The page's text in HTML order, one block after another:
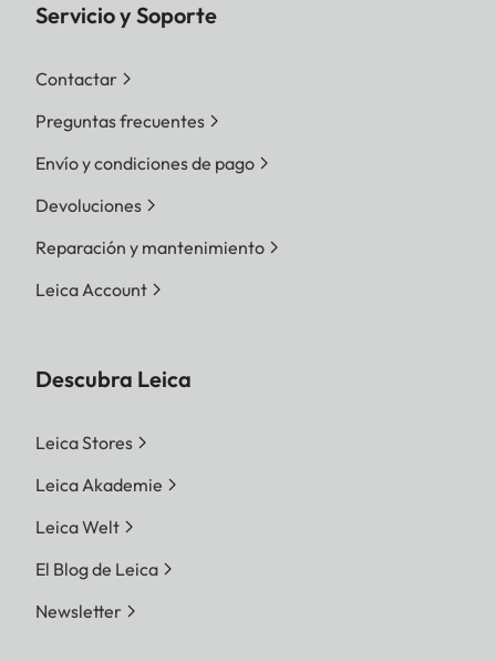
Servicio y Soporte
Contactar
Preguntas frecuentes
Envío y condiciones de pago
Devoluciones
Reparación y mantenimiento
Leica Account
Descubra Leica
Leica Stores
Leica Akademie
Leica Welt
El Blog de Leica
Newsletter